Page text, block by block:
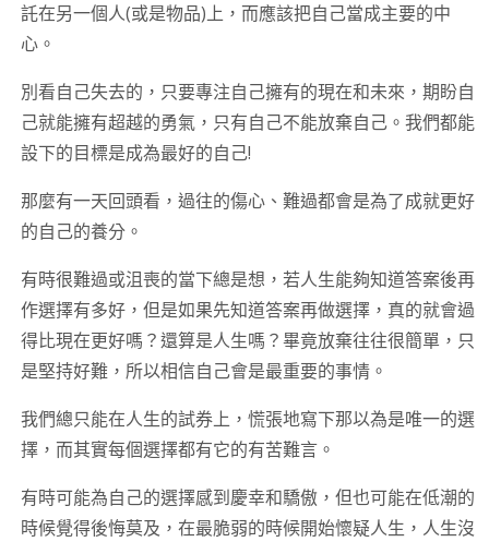
託在另一個人(或是物品)上，而應該把自己當成主要的中
心。
別看自己失去的，只要專注自己擁有的現在和未來，期盼自
己就能擁有超越的勇氣，只有自己不能放棄自己。我們都能
設下的目標是成為最好的自己!
那麼有一天回頭看，過往的傷心、難過都會是為了成就更好
的自己的養分。
有時很難過或沮喪的當下總是想，若人生能夠知道答案後再
作選擇有多好，但是如果先知道答案再做選擇，真的就會過
得比現在更好嗎？還算是人生嗎？畢竟放棄往往很簡單，只
是堅持好難，所以相信自己會是最重要的事情。
我們總只能在人生的試券上，慌張地寫下那以為是唯一的選
擇，而其實每個選擇都有它的有苦難言。
有時可能為自己的選擇感到慶幸和驕傲，但也可能在低潮的
時候覺得後悔莫及，在最脆弱的時候開始懷疑人生，人生沒